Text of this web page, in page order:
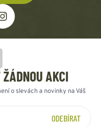
AKCI
o slevách a novinky na Váš
ODEBÍRAT